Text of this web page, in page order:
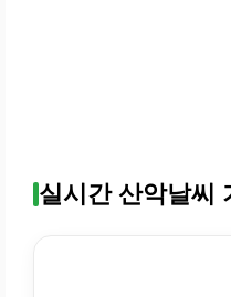
실시간 산악날씨